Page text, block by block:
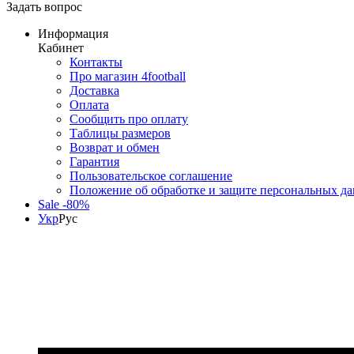
Задать вопрос
Информация
Кабинет
Контакты
Про магазин 4football
Доставка
Оплата
Сообщить про оплату
Таблицы размеров
Возврат и обмен
Гарантия
Пользовательское соглашение
Положение об обработке и защите персональных
Sale -80%
УкрРус